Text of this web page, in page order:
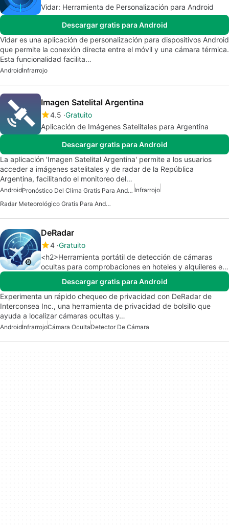
Vidar: Herramienta de Personalización para Android
Descargar gratis para Android
Vidar es una aplicación de personalización para dispositivos Android
que permite la conexión directa entre el móvil y una cámara térmica.
Esta funcionalidad facilita…
AndroidInfrarrojo
Imagen Satelital Argentina
4.5 Gratuito
Aplicación de Imágenes Satelitales para Argentina
Descargar gratis para Android
La aplicación 'Imagen Satelital Argentina' permite a los usuarios
acceder a imágenes satelitales y de radar de la República
Argentina, facilitando el monitoreo del…
Android Pronóstico Del Clima Gratis Para Android Infrarrojo
Radar Meteorológico Gratis Para Android
DeRadar
4 Gratuito
<h2>Herramienta portátil de detección de cámaras
ocultas para comprobaciones en hoteles y alquileres en
Android</h2>
Descargar gratis para Android
Experimenta un rápido chequeo de privacidad con DeRadar de
Interconsea Inc., una herramienta de privacidad de bolsillo que
ayuda a localizar cámaras ocultas y…
AndroidInfrarrojoCámara OcultaDetector De Cámara